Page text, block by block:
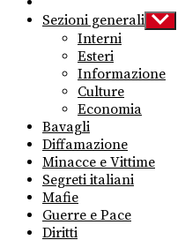
Sezioni generali Show
sub
Interni
Esteri
Informazione
Culture
Economia
Bavagli
Diffamazione
Minacce e Vittime
Segreti italiani
Mafie
Guerre e Pace
Diritti